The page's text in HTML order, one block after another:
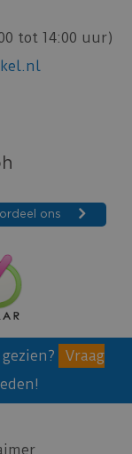
tot 14:00 uur)
Vraag